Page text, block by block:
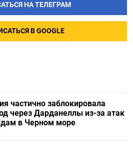
НА ТЕЛЕГРАМ
В GOOGLE
частично заблокировала
через Дарданеллы из-за атак
в Черном море